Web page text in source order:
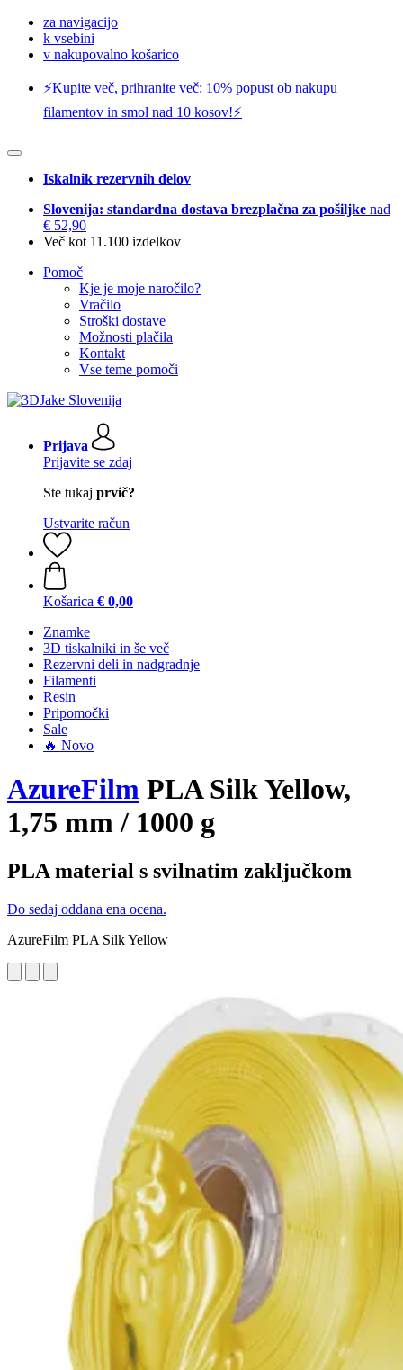
za navigacijo
k vsebini
v nakupovalno košarico
⚡️Kupite več, prihranite več: 10% popust ob nakupu
filamentov in smol nad 10 kosov!⚡️
Iskalnik rezervnih delov
Slovenija: standardna dostava brezplačna za pošiljke nad
€ 52,90
Več kot 11.100 izdelkov
Pomoč
Kje je moje naročilo?
Vračilo
Stroški dostave
Možnosti plačila
Kontakt
Vse teme pomoči
Prijava
Prijavite se zdaj
Ste tukaj prvič?
Ustvarite račun
Košarica € 0,00
Znamke
3D tiskalniki in še več
Rezervni deli in nadgradnje
Filamenti
Resin
Pripomočki
Sale
🔥 Novo
AzureFilm PLA Silk Yellow,
1,75 mm / 1000 g
PLA material s svilnatim zaključkom
Do sedaj oddana ena ocena.
AzureFilm PLA Silk Yellow